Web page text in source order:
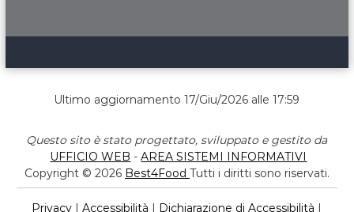
Ultimo aggiornamento 17/Giu/2026 alle 17:59
Questo sito è stato progettato, sviluppato e gestito da
UFFICIO WEB -AREA SISTEMI INFORMATIVI
Copyright © 2026 Best4Food Tutti i diritti sono riservati.
Privacy |Accessibilità | Dichiarazione di Accessibilità |